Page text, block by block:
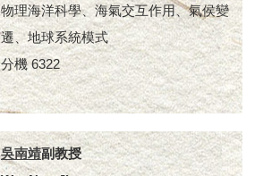
物理海洋科學、海氣交互作用、氣侯變
遷、地球系統模式
分機 6322
吳南靖副教授